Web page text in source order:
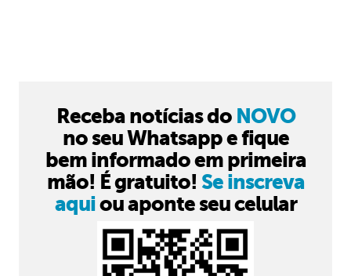
Receba notícias do NOVO
no seu Whatsapp e fique
bem informado em primeira
mão! É gratuito! Se inscreva
aquiou aponte seu celular